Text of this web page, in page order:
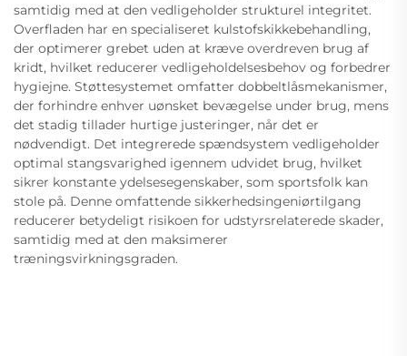
samtidig med at den vedligeholder strukturel integritet.
Overfladen har en specialiseret kulstofskikkebehandling,
der optimerer grebet uden at kræve overdreven brug af
kridt, hvilket reducerer vedligeholdelsesbehov og forbedrer
hygiejne. Støttesystemet omfatter dobbeltlåsmekanismer,
der forhindre enhver uønsket bevægelse under brug, mens
det stadig tillader hurtige justeringer, når det er
nødvendigt. Det integrerede spændsystem vedligeholder
optimal stangsvarighed igennem udvidet brug, hvilket
sikrer konstante ydelsesegenskaber, som sportsfolk kan
stole på. Denne omfattende sikkerhedsingeniørtilgang
reducerer betydeligt risikoen for udstyrsrelaterede skader,
samtidig med at den maksimerer
træningsvirkningsgraden.